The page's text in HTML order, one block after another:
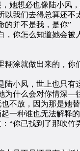
想必也像陆小风，
们去得总算还不
并不是我，是你”
你怎么知道她会被
就做出来的，你
小凤，世上也只有
什么会对你情深—
不放，因为那是她
种谁也无法解释的
你已找到了那吹竹